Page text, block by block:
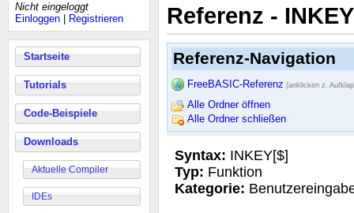
Nicht eingeloggt
Einloggen
Registrieren
Startseite
Tutorials
Code-Beispiele
Downloads
Aktuelle Compiler
IDEs
Referenz - INKEY
Referenz-Navigation
FreeBASIC-Referenz (anklicken z.
Alle Ordner öffnen
Alle Ordner schließen
Syntax: INKEY[$]
Typ: Funktion
Kategorie: